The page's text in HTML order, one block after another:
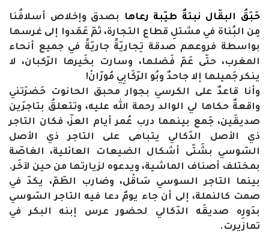
حَبَقُ البقّال نبتةٌ طيّبة رعاها
بصدق وإخلاص أسلافُنا
مِن البُناة في مشتلِ قطاع التجارة، ثمّ عَمَدوا إلى غرسها
بواسطة فروعهم صدقة تِجاريّةً جاريّةً في جميع أنحاء
المغرب، حتّى عَمّ فَضلها، وسارت بخَيرها الرّكبان، لا
ينكر جَميلها إلا جاحدٌ وبُو الرّكَابِي مُورّانْ!
وأنا قاعدٌ على الكرسي بجوار محبق الحانوت حَضرَتني
واقعةٌ حكاها لي الوالد رحمة الله عليه، وتتعلقُ بتاجرَين
صديقَين، جَمع بينهما درب عُمر أيام العزّ، فكان التاجر
ذي الأصل الدّكالي يتباهى على التاجر ذي الأصل
السّوسي بشَتّى أشكال الضيعات العائلية، الغاصّة
بمختلف أصناف الماشية، ويدعوه لزيارتها من حين لآخَر.
بينما التاجر السوسي سَاقْل، وضارب الطّمّ، يكدّ في
صمت كالنملة، إلى أن جاء يومٌ دعا فيه التاجر السّوسي
بدَورِه صديقَه الدّكالي لحضور عرس إبنه البكر في
تمازيرت.